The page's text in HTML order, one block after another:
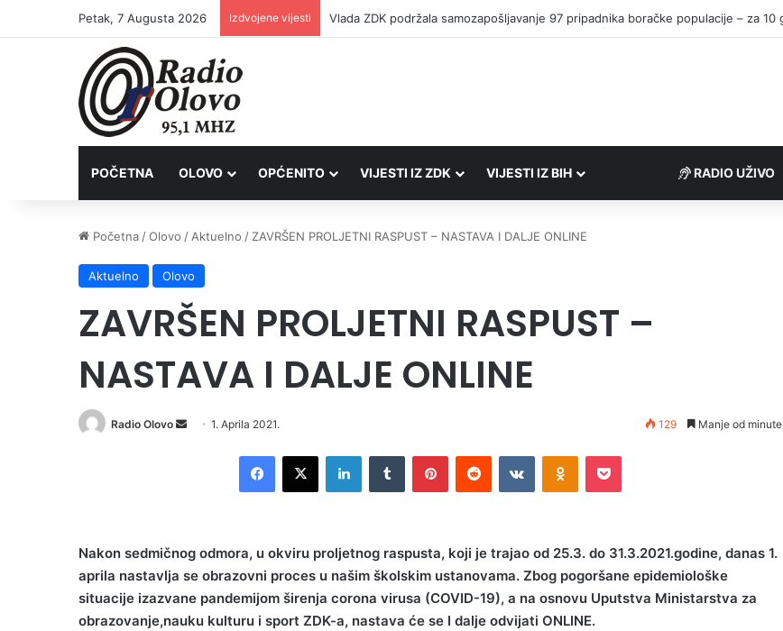
Petak, 7 Augusta 2026 Izdvojene vijesti
POČETNA OLOVO OPĆENITO VIJESTI IZ ZDK VIJESTI IZ BIH RADIO UŽIVO
Početna /Olovo / Aktuelno / ZAVRŠEN PROLJETNI RASPUST – NASTAVA I DALJE ONLINE
Aktuelno Olovo
ZAVRŠEN PROLJETNI RASPUST –
NASTAVA I DALJE ONLINE
Radio Olovo
Send1. Aprila 2021. 129 Manje od minute
Facebook
X LinkedInTumblr PinterestReddit VKontakteOdnoklassniki
Pocket
Nakon sedmičnog odmora, u okviru proljetnog raspusta, koji je trajao od 25.3. do 31.3.2021.godine, danas 1.
aprila nastavlja se obrazovni proces u našim školskim ustanovama. Zbog pogoršane epidemiološke
situacije izazvane pandemijom širenja corona virusa (COVID-19), a na osnovu Uputstva Ministarstva za
obrazovanje,nauku kulturu i sport ZDK-a, nastava će se I dalje odvijati ONLINE.